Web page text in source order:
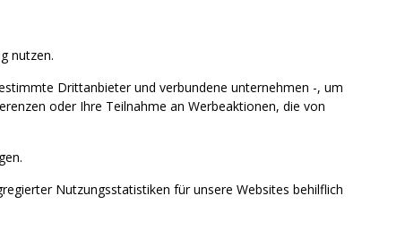
nutzen.
Drittanbieter und verbundene unternehmen -, um
oder Ihre Teilnahme an Werbeaktionen, die von
Nutzungsstatistiken für unsere Websites behilflich